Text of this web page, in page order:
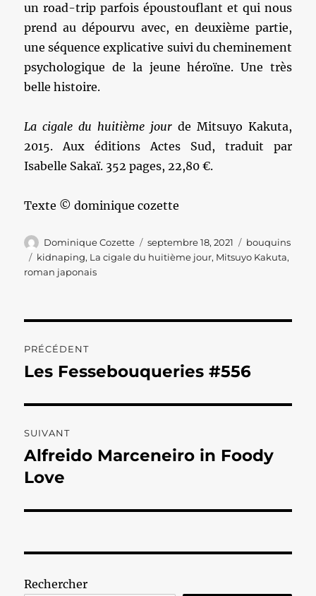
un road-trip parfois époustouflant et qui nous
prend au dépourvu avec, en deuxième partie,
une séquence explicative suivi du cheminement
psychologique de la jeune héroïne. Une très
belle histoire.
La cigale du huitième jour de Mitsuyo Kakuta,
2015. Aux éditions Actes Sud, traduit par
Isabelle Sakaï. 352 pages, 22,80 €.
Texte © dominique cozette
Auteur
Dominique Cozette
Publié
le
septembre 18, 2021 Catégories
bouquins
Étiquettes
kidnaping, La cigale du huitième jour, Mitsuyo Kakuta,
roman japonais
de
PRÉCÉDENT
Publication
Les Fessebouqueries #556
SUIVANT
Publication
suivante :
Alfreido Marceneiro in Foody
Love
Rechercher